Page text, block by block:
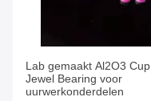
Lab gemaakt Al2O3 Cup
Jewel Bearing voor
uurwerkonderdelen